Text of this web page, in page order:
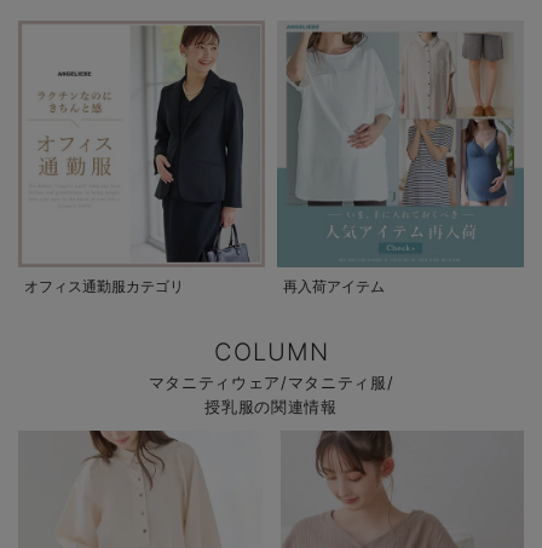
オフィス通勤服カテゴリ 再入荷アイテム
COLUMN
マタニティウェア/マタニティ服/
授乳服の関連情報